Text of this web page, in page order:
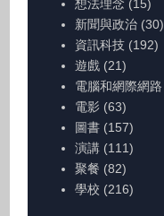
想法理念 (15)
新聞與政治 (30)
資訊科技 (192)
遊戲 (21)
電腦和網際網路
電影 (63)
圖書 (157)
演講 (111)
聚餐 (82)
學校 (216)